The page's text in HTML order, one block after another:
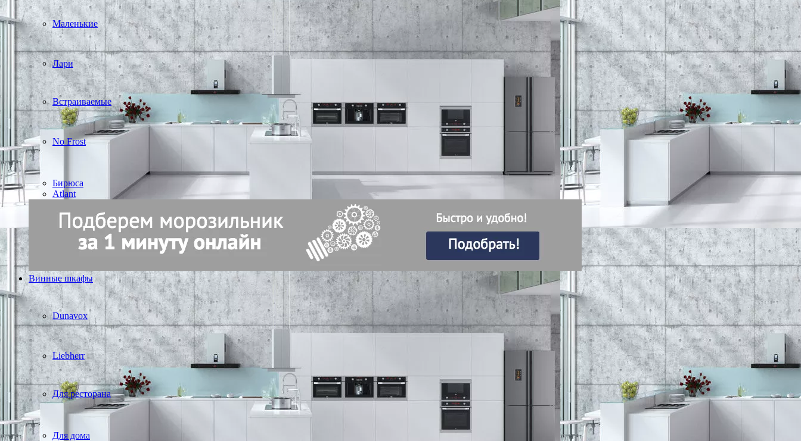
Маленькие
Лари
Встраиваемые
No Frost
Бирюса
Atlant
Винные шкафы
Dunavox
Liebherr
Для ресторана
Для дома